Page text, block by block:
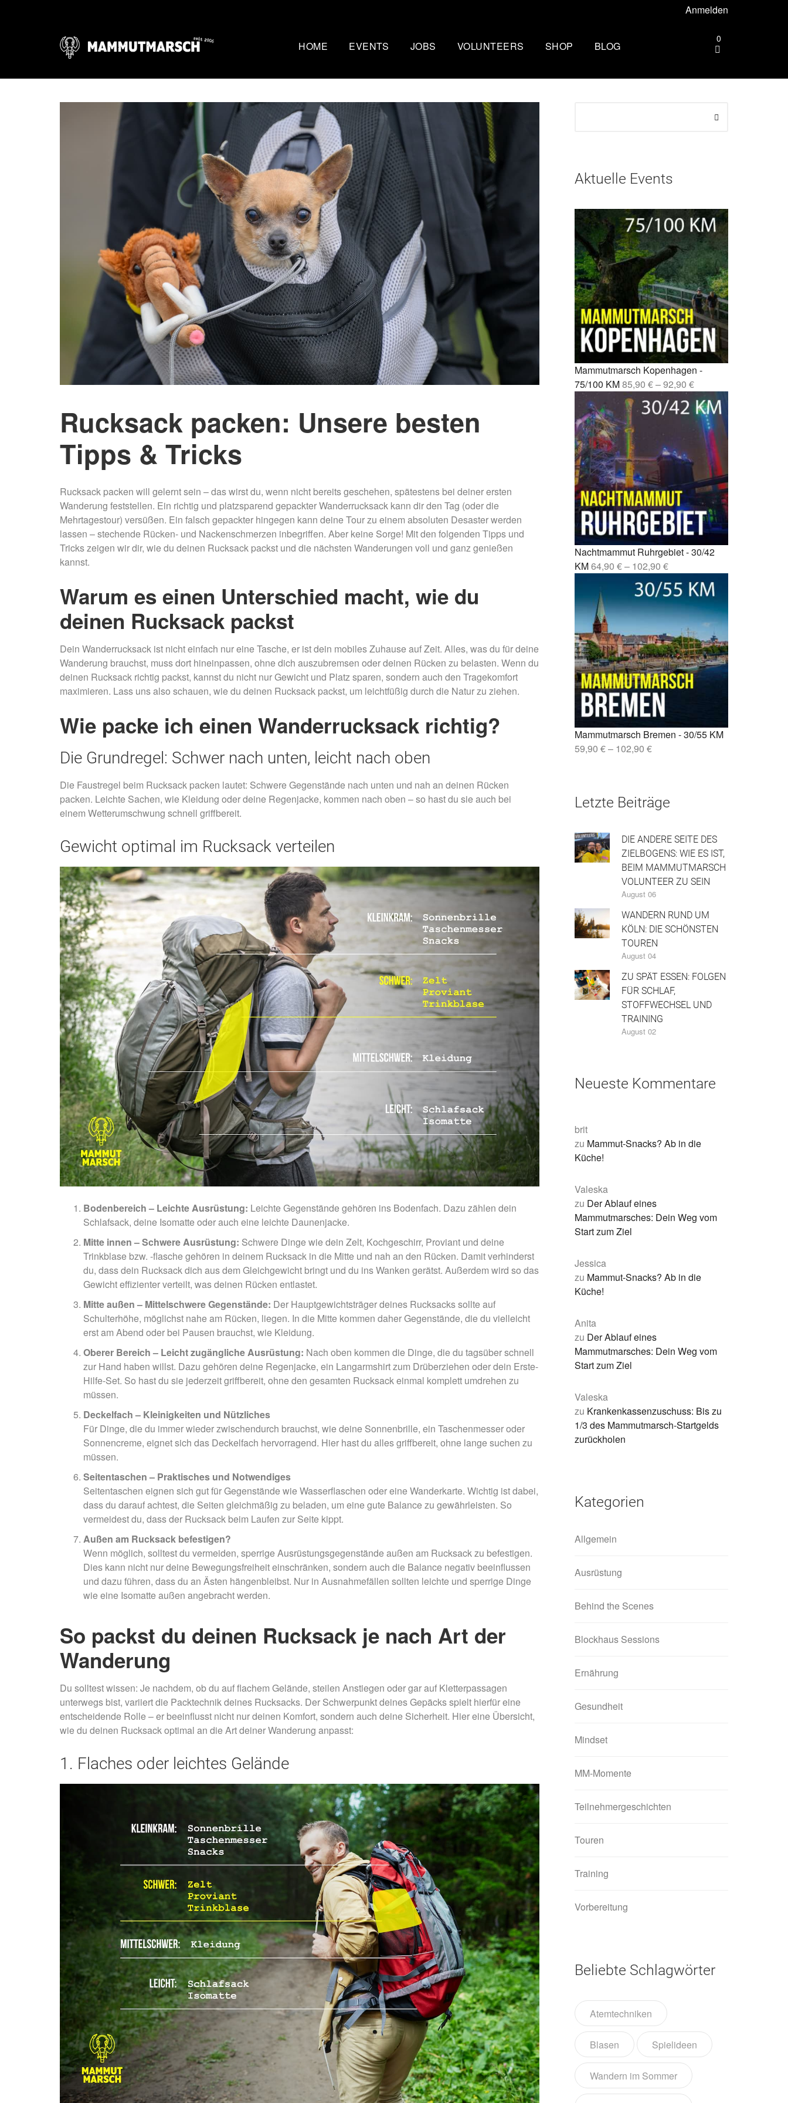
Anmelden
0
HOME EVENTS
– 75/100 KM
30/42 KM
Mammutmarsch Bremen –
30/55 KM
Mammutmarsch Stuttgart –
30/42/60 KM
Mammutmarsch Hannover –
30/42/55 KM
Mammutmarsch Aarhus –
30/50 KM
Mammutmarsch Dortmund –
30/42/55 KM
Mammutmarsch Wiesbaden –
30/42/55KM
Mammutmarsch München –
30/50 KM
Mammutmarsch Berlin –
30/42/55 KM
Mammutmarsch Málaga –
30/50 KM
Mammutmarsch Barcelona –
30/50 KM
Mammutmarsch Valencia –
30/50 KM
Mammutmarsch Madrid –
30/50/100 KM
Mammutmarsch Leipzig –
30/42/55 KM
Mammutmarsch München /
Starnberger See – 42/55 KM
Mammutmarsch Mannheim –
Mammutmarsch Hamburg –
Mammutmarsch Wien – 30/50
KM
Mammutmarsch Ruhrgebiet –
30/42/55 KM
Mammutmarsch Nürnberg –
30/42/55 KM
Mammutmarsch Dresden –
30/50 KM
Nachtmammut Hamburg –
30/42 KM
Mammutmarsch Essen –
75/100 KM
JOBS VOLUNTEERS SHOP BLOG
Wim Hof Kältetraining: So frierst
du sicher
Fernwanderweg Deutschland: 7
Routen, Tipps und ehrliche
Empfehlungen
Vom Party-Leben zu 3.000
Mammutmarsch-Kilometern
Kompressionssocken beim
Wandern: Was sie wirklich
Wie wirkt sich Stress auf den
Körper aus? Was wirklich
passiert
Mönchengladbach wandern: 5
Touren zwischen Niers, Wald
und Schlössern
Mammutmarsch alleine: Monas
Geschichte vom Alleinstarten
und trotzdem dazugehören
Rucksack packen: Unsere besten
Tipps & Tricks
Rucksack packen will gelernt sein – das wirst du, wenn nicht bereits geschehen, spätestens bei deiner ersten
Wanderung feststellen. Ein richtig und platzsparend gepackter Wanderrucksack kann dir den Tag (oder die
Mehrtagestour) versüßen. Ein falsch gepackter hingegen kann deine Tour zu einem absoluten Desaster werden
lassen – stechende Rücken- und Nackenschmerzen inbegriffen. Aber keine Sorge! Mit den folgenden Tipps und
Tricks zeigen wir dir, wie du deinen Rucksack packst und die nächsten Wanderungen voll und ganz genießen
kannst.
Warum es einen Unterschied macht, wie du
deinen Rucksack packst
Dein Wanderrucksack ist nicht einfach nur eine Tasche, er ist dein mobiles Zuhause auf Zeit. Alles, was du für deine
Wanderung brauchst, muss dort hineinpassen, ohne dich auszubremsen oder deinen Rücken zu belasten. Wenn du
deinen Rucksack richtig packst, kannst du nicht nur Gewicht und Platz sparen, sondern auch den Tragekomfort
maximieren. Lass uns also schauen, wie du deinen Rucksack packst, um leichtfüßig durch die Natur zu ziehen.
Wie packe ich einen Wanderrucksack richtig?
Die Grundregel: Schwer nach unten, leicht nach oben
Die Faustregel beim Rucksack packen lautet: Schwere Gegenstände nach unten und nah an deinen Rücken
packen. Leichte Sachen, wie Kleidung oder deine Regenjacke, kommen nach oben – so hast du sie auch bei
einem Wetterumschwung schnell griffbereit.
Gewicht optimal im Rucksack verteilen
Bodenbereich – Leichte Ausrüstung: Leichte Gegenstände gehören ins Bodenfach. Dazu zählen dein
Schlafsack, deine Isomatte oder auch eine leichte Daunenjacke.
Mitte innen – Schwere Ausrüstung: Schwere Dinge wie dein Zelt, Kochgeschirr, Proviant und deine
Trinkblase bzw. -flasche gehören in deinem Rucksack in die Mitte und nah an den Rücken. Damit verhinderst
du, dass dein Rucksack dich aus dem Gleichgewicht bringt und du ins Wanken gerätst. Außerdem wird so das
Gewicht effizienter verteilt, was deinen Rücken entlastet.
Mitte außen – Mittelschwere Gegenstände: Der Hauptgewichtsträger deines Rucksacks sollte auf
Schulterhöhe, möglichst nahe am Rücken, liegen. In die Mitte kommen daher Gegenstände, die du vielleicht
erst am Abend oder bei Pausen brauchst, wie Kleidung.
Oberer Bereich – Leicht zugängliche Ausrüstung: Nach oben kommen die Dinge, die du tagsüber schnell
zur Hand haben willst. Dazu gehören deine Regenjacke, ein Langarmshirt zum Drüberziehen oder dein Erste-
Hilfe-Set. So hast du sie jederzeit griffbereit, ohne den gesamten Rucksack einmal komplett umdrehen zu
müssen.
Deckelfach – Kleinigkeiten und Nützliches
Für Dinge, die du immer wieder zwischendurch brauchst, wie deine Sonnenbrille, ein Taschenmesser oder
Sonnencreme, eignet sich das Deckelfach hervorragend. Hier hast du alles griffbereit, ohne lange suchen zu
müssen.
Seitentaschen – Praktisches und Notwendiges
Seitentaschen eignen sich gut für Gegenstände wie Wasserflaschen oder eine Wanderkarte. Wichtig ist dabei,
dass du darauf achtest, die Seiten gleichmäßig zu beladen, um eine gute Balance zu gewährleisten. So
vermeidest du, dass der Rucksack beim Laufen zur Seite kippt.
Außen am Rucksack befestigen?
Wenn möglich, solltest du vermeiden, sperrige Ausrüstungsgegenstände außen am Rucksack zu befestigen.
Dies kann nicht nur deine Bewegungsfreiheit einschränken, sondern auch die Balance negativ beeinflussen
und dazu führen, dass du an Ästen hängenbleibst. Nur in Ausnahmefällen sollten leichte und sperrige Dinge
wie eine Isomatte außen angebracht werden.
So packst du deinen Rucksack je nach Art der
Wanderung
Du solltest wissen: Je nachdem, ob du auf flachem Gelände, steilen Anstiegen oder gar auf Kletterpassagen
unterwegs bist, variiert die Packtechnik deines Rucksacks. Der Schwerpunkt deines Gepäcks spielt hierfür eine
entscheidende Rolle – er beeinflusst nicht nur deinen Komfort, sondern auch deine Sicherheit. Hier eine Übersicht,
wie du deinen Rucksack optimal an die Art deiner Wanderung anpasst:
1. Flaches oder leichtes Gelände
Aktuelle Events
Mammutmarsch Kopenhagen -
75/100 KM85,90 €–92,90 €
Nachtmammut Ruhrgebiet - 30/42
KM64,90 €– 102,90 €
Mammutmarsch Bremen - 30/55 KM
59,90 €– 102,90 €
Letzte Beiträge
DIE ANDERE SEITE DES
ZIELBOGENS: WIE ES IST,
BEIM MAMMUTMARSCH
VOLUNTEER ZU SEIN
August 06
WANDERN RUND UM
KÖLN: DIE SCHÖNSTEN
TOUREN
August 04
ZU SPÄT ESSEN: FOLGEN
FÜR SCHLAF,
STOFFWECHSEL UND
TRAINING
August 02
Neueste Kommentare
brit
zu Mammut-Snacks? Ab in die
Küche!
Valeska
zu Der Ablauf eines
Mammutmarsches: Dein Weg vom
Start zum Ziel
Jessica
zu Mammut-Snacks? Ab in die
Küche!
Anita
zu Der Ablauf eines
Mammutmarsches: Dein Weg vom
Start zum Ziel
Valeska
zu Krankenkassenzuschuss: Bis zu
1/3 des Mammutmarsch-Startgelds
zurückholen
Kategorien
Allgemein
Ausrüstung
Behind the Scenes
Blockhaus Sessions
Ernährung
Gesundheit
Mindset
MM-Momente
Teilnehmergeschichten
Touren
Training
Vorbereitung
Beliebte Schlagwörter
Atemtechniken
Blasen Spielideen
Wandern im Sommer